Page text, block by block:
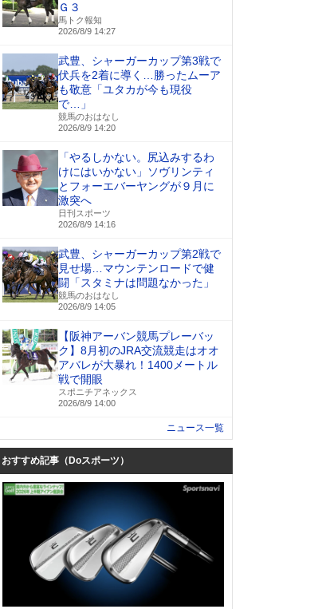
Ｇ３
馬トク報知
2026/8/9 14:27
武豊、シャーガーカップ第3戦で
伏兵を2着に導く…勝ったムーア
も敬意「ユタカが今も現役
で…」
競馬のおはなし
2026/8/9 14:20
「やるしかない。尻込みするわ
けにはいかない」ソヴリンティ
とフォーエバーヤングが９月に
激突へ
日刊スポーツ
2026/8/9 14:16
武豊、シャーガーカップ第2戦で
見せ場…マウンテンロードで健
闘「スタミナは問題なかった」
競馬のおはなし
2026/8/9 14:05
【阪神アーバン競馬プレーバッ
ク】8月初のJRA交流競走はオオ
アバレが大暴れ！1400メートル
戦で開眼
スポニチアネックス
2026/8/9 14:00
ニュース一覧
おすすめ記事（Doスポーツ）